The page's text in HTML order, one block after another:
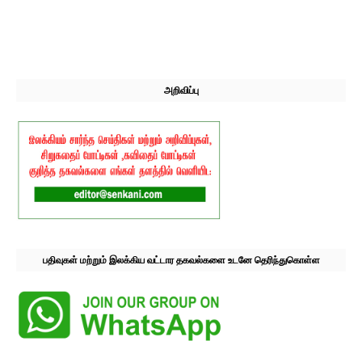
அறிவிப்பு
பதிவுகள் மற்றும் இலக்கிய வட்டார தகவல்களை உடனே தெரிந்துகொள்ள